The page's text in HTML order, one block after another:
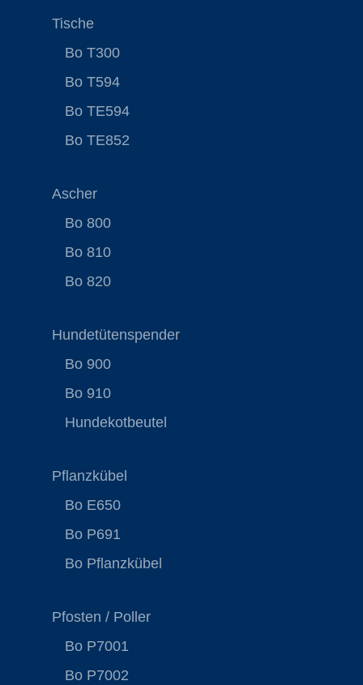
Tische
Bo T300
Bo T594
Bo TE594
Bo TE852
Ascher
Bo 800
Bo 810
Bo 820
Hundetütenspender
Bo 900
Bo 910
Hundekotbeutel
Pflanzkübel
Bo E650
Bo P691
Bo Pflanzkübel
Pfosten / Poller
Bo P7001
Bo P7002